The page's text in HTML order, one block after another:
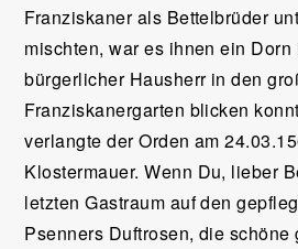
Franziskaner als Bettelbrüder
mischten, war es ihnen ein
bürgerlicher Hausherr in den
Franziskanergarten blicken
verlangte der Orden am
Klostermauer. Wenn Du, lieber
letzten Gastraum auf den
Psenners Duftrosen, die schöne